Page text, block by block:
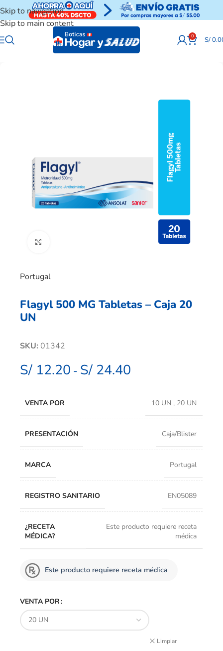
Skip to navigation
Skip to main content
0 S/
Portugal
Flagyl 500 MG Tabletas – Caja 20
UN
SKU: 01342
S/ 12.20 - S/ 24.40
VENTA POR 10 UN , 20 UN
PRESENTACIÓN Caja/Blister
MARCA Portugal
REGISTRO SANITARIO EN05089
¿RECETA
MÉDICA?
Este producto requiere receta
médica
Este producto requiere receta médica
VENTA POR
Limpiar